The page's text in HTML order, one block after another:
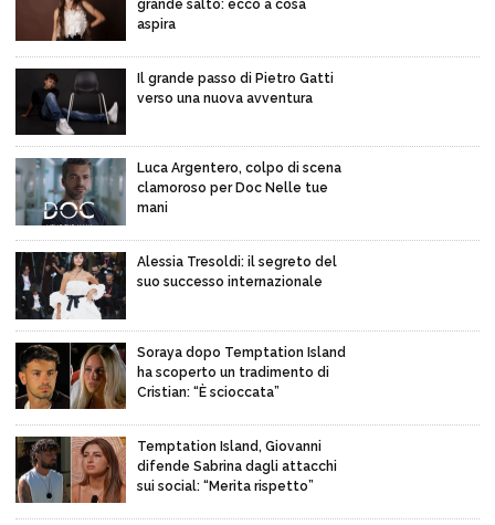
grande salto: ecco a cosa
aspira
Il grande passo di Pietro Gatti
verso una nuova avventura
Luca Argentero, colpo di scena
clamoroso per Doc Nelle tue
mani
Alessia Tresoldi: il segreto del
suo successo internazionale
Soraya dopo Temptation Island
ha scoperto un tradimento di
Cristian: “È scioccata”
Temptation Island, Giovanni
difende Sabrina dagli attacchi
sui social: “Merita rispetto”